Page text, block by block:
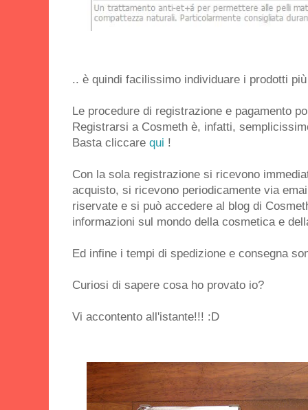
.. è quindi facilissimo individuare i prodotti
Le procedure di registrazione e pagamento
Registrarsi a Cosmeth è, infatti,
Basta cliccare qui !
Con la sola registrazione si ricevono
acquisto, si ricevono periodicamente via
riservate e si può accedere al blog di
informazioni sul mondo della cosmetica e
Ed infine i tempi di spedizione e consegna
Curiosi di sapere cosa ho provato io?
Vi accontento all'istante!!! :D